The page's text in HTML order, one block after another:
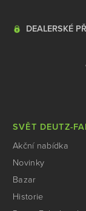
DEALERSKÉ
SVĚT DEUTZ-
Akční nabídka
Novinky
Bazar
Historie